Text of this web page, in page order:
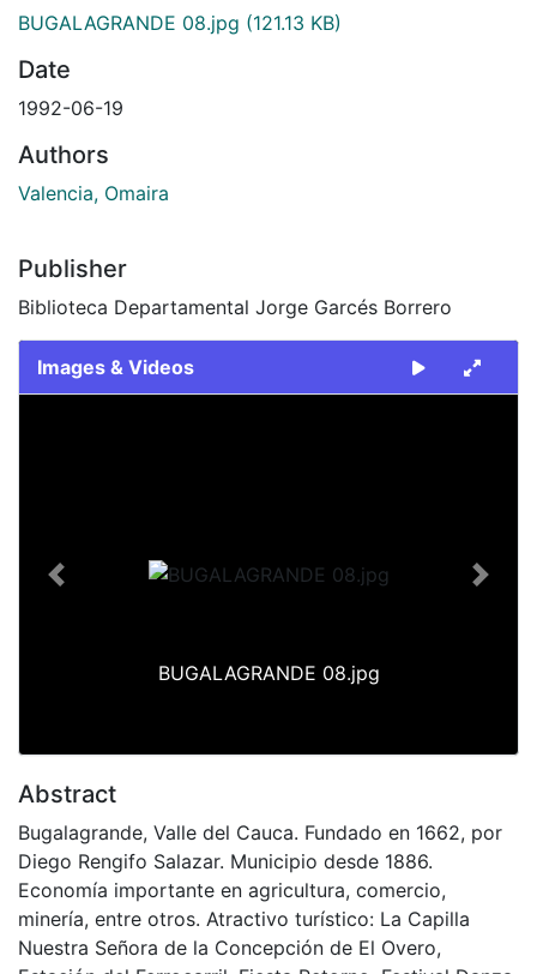
BUGALAGRANDE 08.jpg (121.13 KB)
Date
1992-06-19
Authors
Valencia, Omaira
Publisher
Biblioteca Departamental Jorge Garcés Borrero
Images & Videos
BUGALAGRANDE 08.jpg
Previous Next
Abstract
Bugalagrande, Valle del Cauca. Fundado en 1662, por
Diego Rengifo Salazar. Municipio desde 1886.
Economía importante en agricultura, comercio,
minería, entre otros. Atractivo turístico: La Capilla
Nuestra Señora de la Concepción de El Overo,